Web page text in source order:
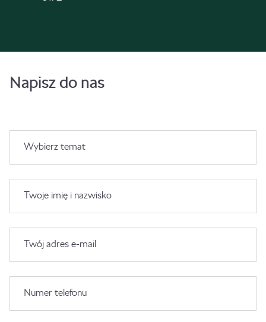
Napisz do nas
Wybierz temat
Twoje imię i nazwisko
Twój adres e-mail
Numer telefonu